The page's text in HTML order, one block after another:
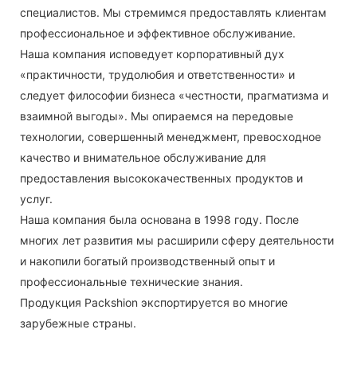
специалистов. Мы стремимся предоставлять клиентам
профессиональное и эффективное обслуживание.
Наша компания исповедует корпоративный дух
«практичности, трудолюбия и ответственности» и
следует философии бизнеса «честности, прагматизма и
взаимной выгоды». Мы опираемся на передовые
технологии, совершенный менеджмент, превосходное
качество и внимательное обслуживание для
предоставления высококачественных продуктов и
услуг.
Наша компания была основана в 1998 году. После
многих лет развития мы расширили сферу деятельности
и накопили богатый производственный опыт и
профессиональные технические знания.
Продукция Packshion экспортируется во многие
зарубежные страны.